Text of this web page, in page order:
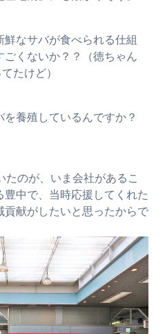
なサバが食べられる仕組
くないか？？（徳ちゃん
たけど）
養殖しているんですか？
たのが、いま会社があるこ
豊中で、当時応援してくれた
貢献がしたいと思ったからで